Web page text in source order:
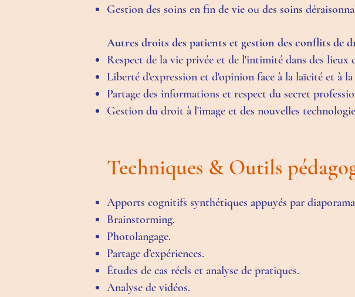
Gestion des soins en fin de vie ou des soins
Autres droits des patients et gestion des conflits de
Respect de la vie privée et de l'intimité dans des lieux
Liberté d'expression et d'opinion face à la laïcité et à
Partage des informations et respect du secret
Gestion du droit à l'image et des nouvelles
Techniques & Outils
Apports cognitifs synthétiques appuyés par
Brainstorming.
Photolangage.
Partage d’expériences.
Études de cas réels et analyse de pratiques.
Analyse de vidéos.